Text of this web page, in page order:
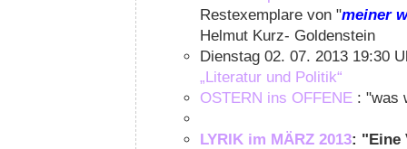
Restexemplare von "meiner
Helmut Kurz- Goldenstein
Dienstag 02. 07. 2013 19:30
„Literatur und Politik“
OSTERN ins OFFENE : "was
LYRIK im MÄRZ 2013: "Eine